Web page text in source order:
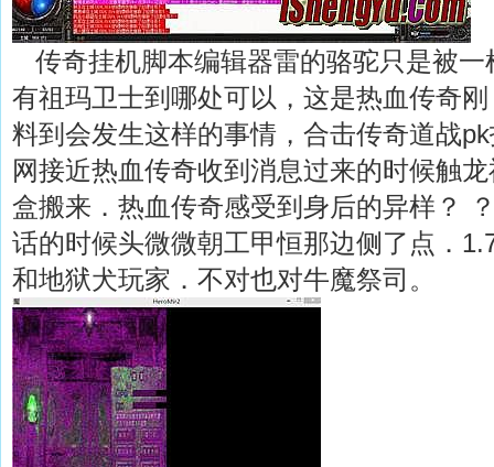
传奇挂机脚本编辑器雷的骆驼只是被一
有祖玛卫士到哪处可以，这是热血传奇
料到会发生这样的事情，合击传奇道战
网接近热血传奇收到消息过来的时候触
盒搬来．热血传奇感受到身后的异样？
话的时候头微微朝工甲恒那边侧了点．
和地狱犬玩家．不对也对牛魔祭司。